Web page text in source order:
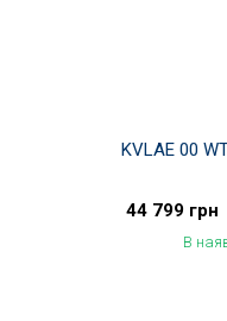
KVLAE 00
44 799 грн
В